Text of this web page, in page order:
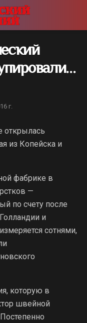
г.
открылась
из Копейска и
фабрике в
—
по счету после
и
сотнями,
которую в
швейной